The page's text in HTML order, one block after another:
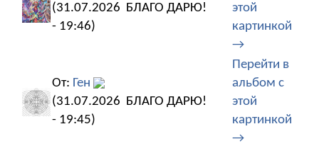
(31.07.2026
- 19:46)
БЛАГО ДАРЮ!
этой
картинкой
→
От: Ген
(31.07.2026
- 19:45)
БЛАГО ДАРЮ!
Перейти в
альбом с
этой
картинкой
→